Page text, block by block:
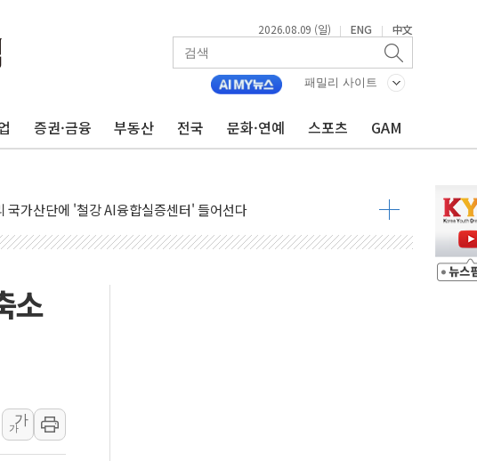
2026.08.09 (일) | ENG | 中文
패밀리 사이트
증권·금융 부동산 전국 문화·연예 스포츠 GAM
아진 울진...'두천~하당'·'올미골교' 차량 통행 선제 제한
장서 작업 중 사고 발생…작업자 1명 숨져
착장 하류서 50대 숨진 채 발견...경찰, 조사 중
정청래에 누적 1.48%p 차 선두 유지...金 46.01% vs 鄭 44.53%
중 어머니 살해 10대 구속…범행 후 반려견도 죽여
구·경북 경선서 정청래에 승리…金 48.54% vs 鄭 44.40%
원 경선 결과 발표...김민석 50.30% 정청래 41.94% 송영길 7.76%
장기고객 400명 맞이…"마음 잇는 시간 되길"
소
가
가